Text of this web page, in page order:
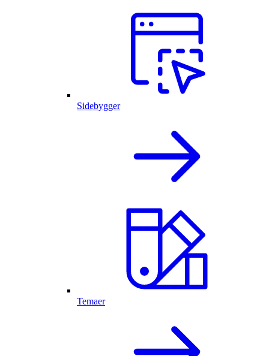
Sidebygger
Temaer